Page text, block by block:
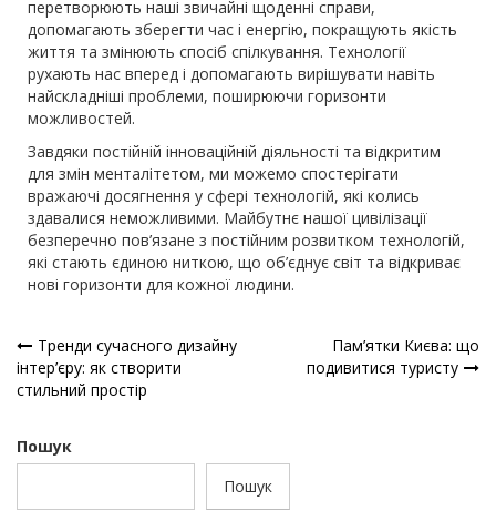
перетворюють наші звичайні щоденні справи,
допомагають зберегти час і енергію, покращують якість
життя та змінюють спосіб спілкування. Технології
рухають нас вперед і допомагають вирішувати навіть
найскладніші проблеми, поширюючи горизонти
можливостей.
Завдяки постійній інноваційній діяльності та відкритим
для змін менталітетом, ми можемо спостерігати
вражаючі досягнення у сфері технологій, які колись
здавалися неможливими. Майбутнє нашої цивілізації
безперечно пов’язане з постійним розвитком технологій,
які стають єдиною ниткою, що об’єднує світ та відкриває
нові горизонти для кожної людини.
Навігація
записів
Тренди сучасного дизайну
інтер’єру: як створити
стильний простір
Пам’ятки Києва: що
подивитися туристу
Пошук
Пошук